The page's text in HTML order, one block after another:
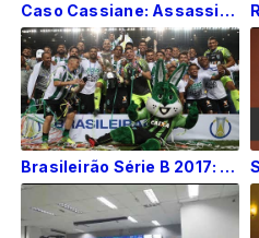
Caso Cassiane: Assassino é condenado á 22 anos de prisão e defesa diz que pena é injusta
Brasileirão Série B 2017: O título do América-MG na Arena Independência